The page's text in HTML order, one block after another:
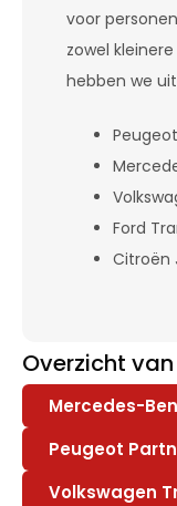
voor
zowel
hebben we
Ford
Citroën
Overzicht
Mercedes-
Peugeot
Volkswagen